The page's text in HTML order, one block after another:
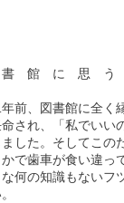
書　館　に　思　う
前、図書館に全く
命され、「私でいい
した。そしてこの
かで歯車が食い違
な何の知識もないフ